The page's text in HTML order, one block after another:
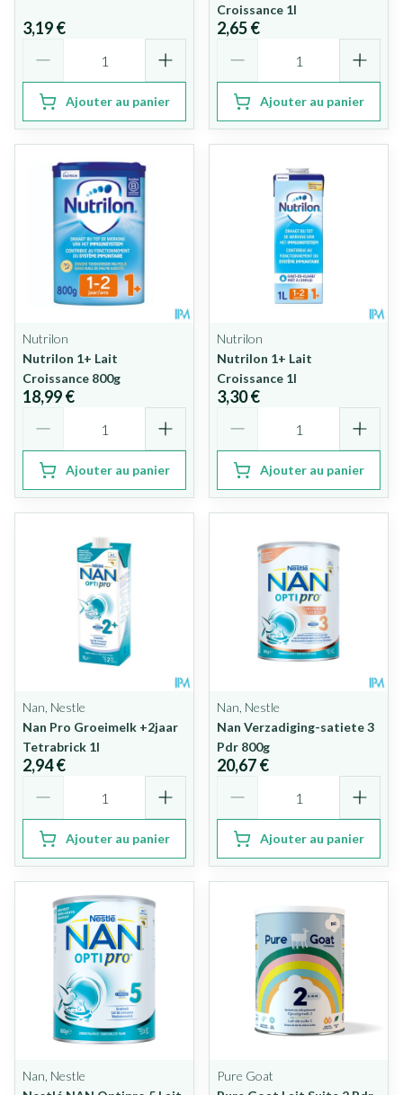
3,19 €
Ajouter au panier
Croissance 1l
2,65 €
Ajouter au panier
Nutrilon
Nutrilon 1+ Lait
Croissance 800g
18,99 €
Ajouter au panier
Nutrilon
Nutrilon 1+ Lait
Croissance 1l
3,30 €
Ajouter au panier
Nan, Nestle
Nan Pro Groeimelk +2jaar
Tetrabrick 1l
2,94 €
Ajouter au panier
Nan, Nestle
Nan Verzadiging-satiete 3
Pdr 800g
20,67 €
Ajouter au panier
Nan, Nestle
Pure Goat